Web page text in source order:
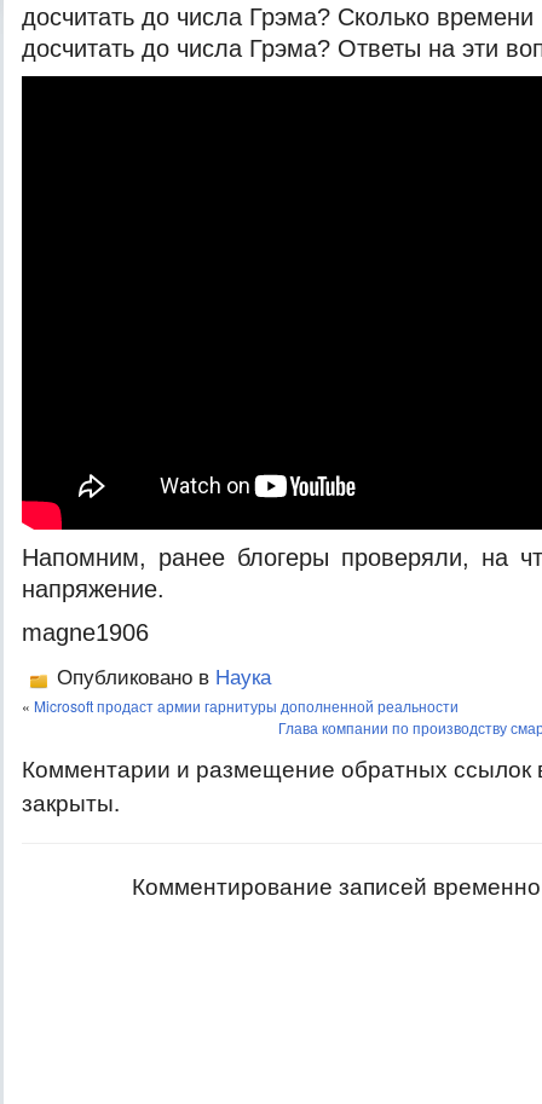
досчитать до числа Грэма? Сколько
досчитать до числа Грэма? Ответы на эти
Напомним, ранее блогеры проверяли, на
напряжение.
magne1906
Опубликовано в Наука
« Microsoft продаст армии гарнитуры дополненной реальности
Глава компании по производству
Комментарии и размещение обратных ссылок
закрыты.
Комментирование записей